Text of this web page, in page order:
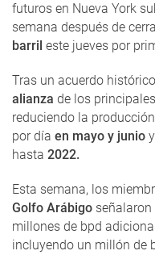
futuros en Nueva York
semana después de
barril este jueves por
Tras un acuerdo
alianza de los
reduciendo la
por día en mayo y junio
hasta 2022.
Esta semana, los
Golfo Arábigo
millones de bpd
incluyendo un millón de